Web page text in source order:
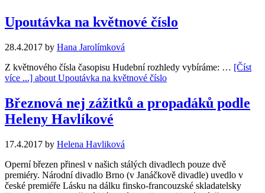
Upoutávka na květnové číslo
28.4.2017 by Hana Jarolímková
Z květnového čísla časopisu Hudební rozhledy vybíráme: … [Číst
více ...] about Upoutávka na květnové číslo
Březnová nej zážitků a propadáků podle
Heleny Havlíkové
17.4.2017 by Helena Havliková
Operní březen přinesl v našich stálých divadlech pouze dvě
premiéry. Národní divadlo Brno (v Janáčkově divadle) uvedlo v
české premiéře Lásku na dálku finsko-francouzské skladatelsky